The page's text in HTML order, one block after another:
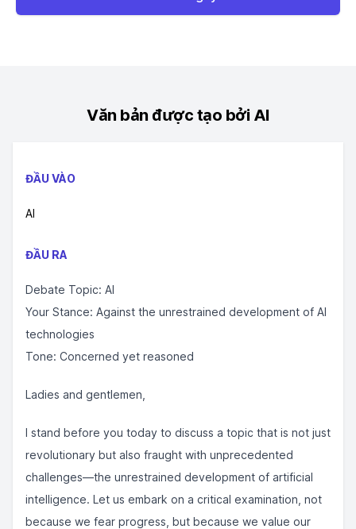
Văn bản được tạo bởi AI
ĐẦU VÀO
AI
ĐẦU RA
Debate Topic: AI
Your Stance: Against the unrestrained development of AI
technologies
Tone: Concerned yet reasoned
Ladies and gentlemen,
I stand before you today to discuss a topic that is not just
revolutionary but also fraught with unprecedented
challenges—the unrestrained development of artificial
intelligence. Let us embark on a critical examination, not
because we fear progress, but because we value our